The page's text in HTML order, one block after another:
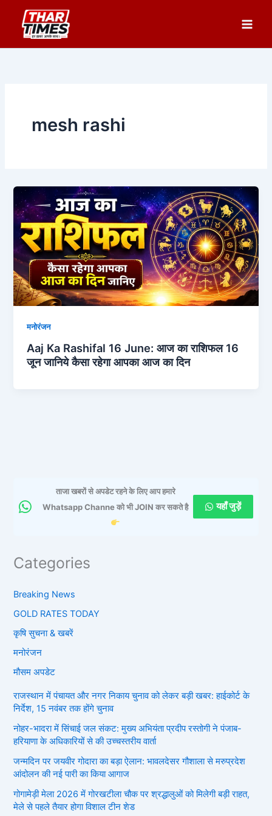
content
mesh rashi
मनोरंजन
Aaj Ka Rashifal 16 June: आज का राशिफल 16
जून जानिये कैसा रहेगा आपका आज का दिन
ताजा खबरों से अपडेट रहने के लिए आप हमारे
Whatsapp Channe को भी JOIN कर सकते है
यहाँ जुड़ें
Categories
Breaking News
GOLD RATES TODAY
कृषि सुचना & खबरें
मनोरंजन
मौसम अपडेट
राजस्थान में पंचायत और नगर निकाय चुनाव को लेकर बड़ी खबर: हाईकोर्ट के
निर्देश, 15 नवंबर तक होंगे चुनाव
नोहर-भादरा में सिंचाई जल संकट: मुख्य अभियंता प्रदीप रस्तोगी ने पंजाब-
हरियाणा के अधिकारियों से की उच्चस्तरीय वार्ता
जन्मदिन पर जयवीर गोदारा का बड़ा ऐलान: भावलदेसर गौशाला से मरुप्रदेश
आंदोलन की नई पारी का किया आगाज
गोगामेड़ी मेला 2026 में गोरखटीला चौक पर श्रद्धालुओं को मिलेगी बड़ी राहत,
मेले से पहले तैयार होगा विशाल टीन शेड